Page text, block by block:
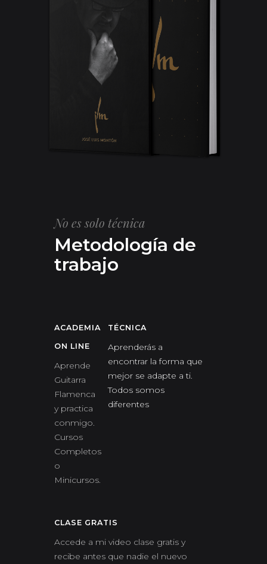
No es solo técnica
Metodología de
trabajo
ACADEMIA
ON LINE
Aprende
Guitarra
Flamenca
y practica
conmigo.
Cursos
Completos
o
Minicursos.
TÉCNICA
Aprenderás a
encontrar la forma que
mejor se adapte a ti.
Todos somos
diferentes
CLASE GRATIS
Accede a mi video clase gratis y
recibe antes que nadie el nuevo